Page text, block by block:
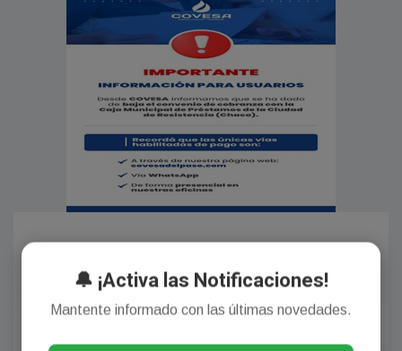
🔔 ¡Activa las Notificaciones!
Mantente informado con las últimas novedades.